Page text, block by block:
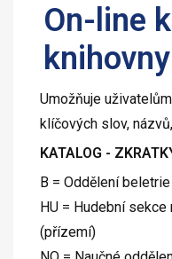
On-line
Umožňuje
klíčových slov,
KATALOG -
B = Oddělení
HU = Hudební
(přízemí)